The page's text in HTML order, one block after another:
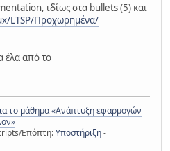
ιδίως στα bullets (5) και
LTSP/Προχωρημένα/
έλα από το
το μάθημα «Ανάπτυξη εφαρμογών
Επόπτη:Υποστήριξη-